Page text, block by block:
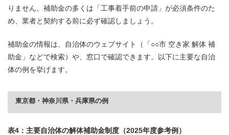
りません。補助金の多くは「工事着手前の申請」が必須条件のた
め、業者と契約する前に必ず確認しましょう。
補助金の情報は、自治体のウェブサイト（「○○市 空き家 解体 補
助金」などで検索）や、窓口で確認できます。以下に主要な自治
体の例を挙げます。
東京都・神奈川県・兵庫県の例
表4：主要自治体の解体補助金制度（2025年度参考例）